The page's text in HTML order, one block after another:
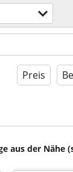
Preis
aus der Nähe